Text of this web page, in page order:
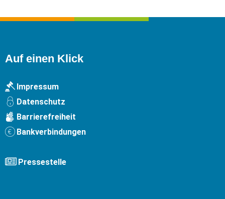
Auf einen Klick
Impressum
Datenschutz
Barrierefreiheit
Bankverbindungen
Pressestelle